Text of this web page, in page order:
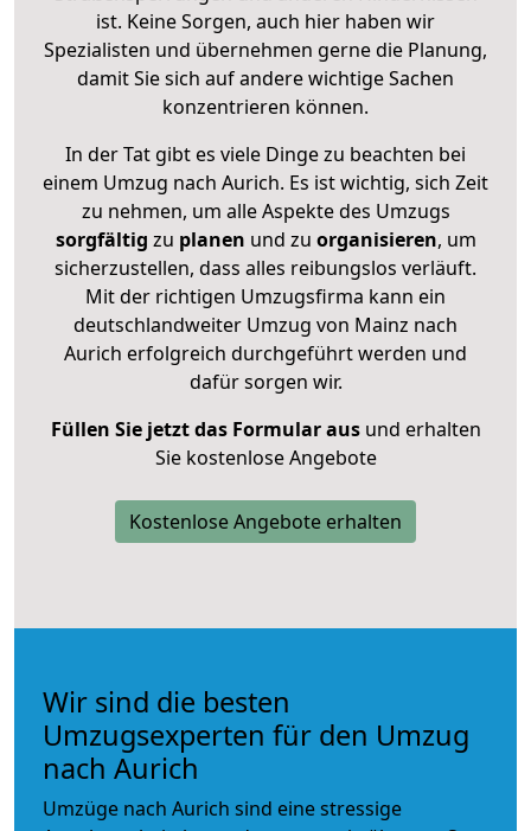
ist. Keine Sorgen, auch hier haben wir
Spezialisten und übernehmen gerne die Planung,
damit Sie sich auf andere wichtige Sachen
konzentrieren können.
In der Tat gibt es viele Dinge zu beachten bei
einem Umzug nach Aurich. Es ist wichtig, sich Zeit
zu nehmen, um alle Aspekte des Umzugs
sorgfältig zu planen und zu organisieren, um
sicherzustellen, dass alles reibungslos verläuft.
Mit der richtigen Umzugsfirma kann ein
deutschlandweiter Umzug von Mainz nach
Aurich erfolgreich durchgeführt werden und
dafür sorgen wir.
Füllen Sie jetzt das Formular ausund erhalten
Sie kostenlose Angebote
Kostenlose Angebote erhalten
Wir sind die besten
Umzugsexperten für den Umzug
nach Aurich
Umzüge nach Aurich sind eine stressige